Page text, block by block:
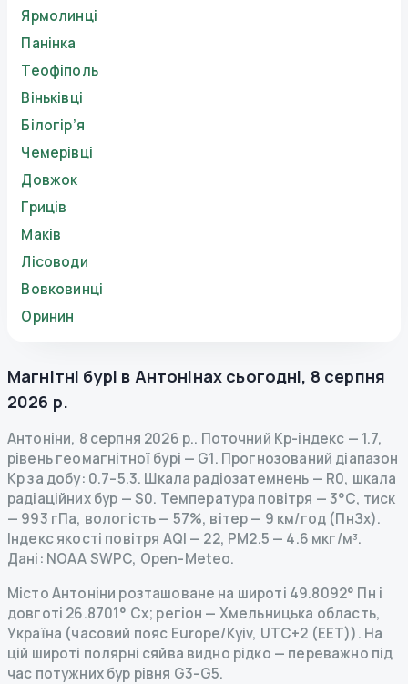
Ярмолинці
Панінка
Теофіполь
Віньківці
Білогір’я
Чемерівці
Довжок
Гриців
Маків
Лісоводи
Вовковинці
Оринин
Магнітні бурі в Антонінах сьогодні, 8 серпня
2026 р.
Антоніни, 8 серпня 2026 р.. Поточний Kp-індекс — 1.7,
рівень геомагнітної бурі — G1. Прогнозований діапазон
Kp за добу: 0.7–5.3. Шкала радіозатемнень — R0, шкала
радіаційних бур — S0. Температура повітря — 3°C, тиск
— 993 гПа, вологість — 57%, вітер — 9 км/год (ПнЗх).
Індекс якості повітря AQI — 22, PM2.5 — 4.6 мкг/м³.
Дані: NOAA SWPC, Open-Meteo.
Місто Антоніни розташоване на широті 49.8092° Пн і
довготі 26.8701° Сх; регіон — Хмельницька область,
Україна (часовий пояс Europe/Kyiv, UTC+2 (EET)). На
цій широті полярні сяйва видно рідко — переважно під
час потужних бур рівня G3–G5.